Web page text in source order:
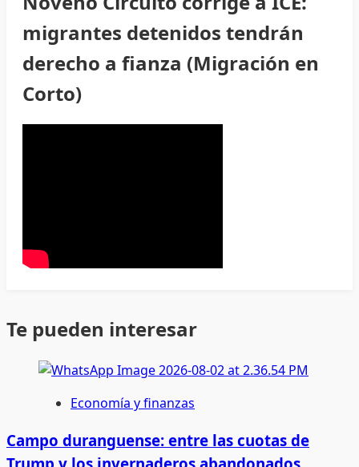
migrantes detenidos tendrán
derecho a fianza (Migración en
Corto)
Te pueden interesar
Economía y finanzas
Campo duranguense: entre las cuotas de